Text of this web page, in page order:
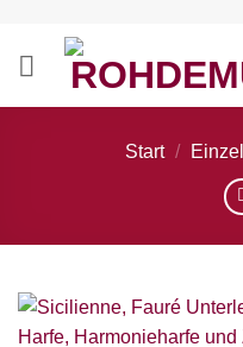
springen
Start /